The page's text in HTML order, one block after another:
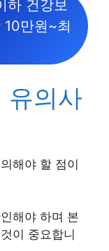
하 건강보
만원~최
유의사
해야 할 점이
해야 하며 본
이 중요합니